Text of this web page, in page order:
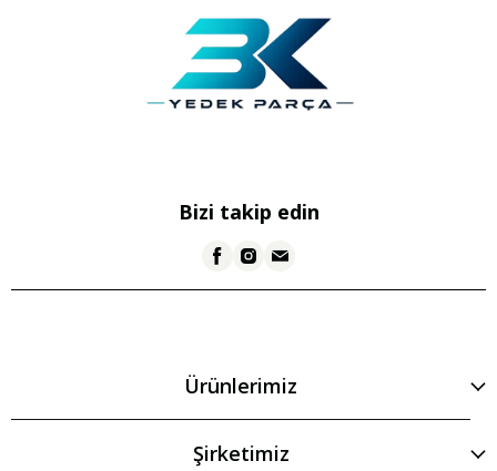
Bizi takip edin
Ürünlerimiz
Şirketimiz